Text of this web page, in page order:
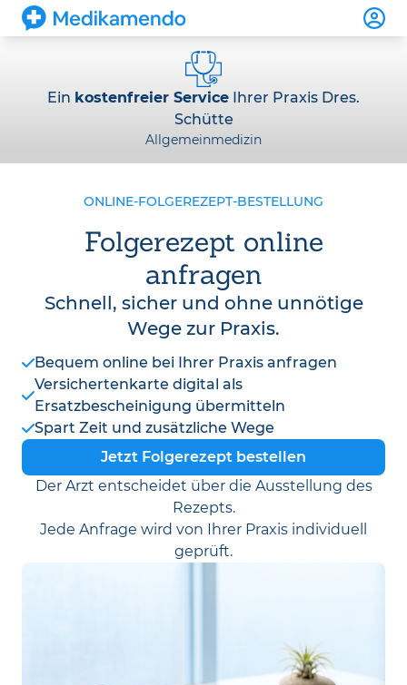
Ein kostenfreier Service Ihrer Praxis Dres.
Schütte
Allgemeinmedizin
ONLINE-FOLGEREZEPT-BESTELLUNG
Folgerezept online
anfragen
Schnell, sicher und ohne unnötige
Wege zur Praxis.
Bequem online bei Ihrer Praxis anfragen
Versichertenkarte digital als
Ersatzbescheinigung übermitteln
Spart Zeit und zusätzliche Wege
Jetzt Folgerezept bestellen
Der Arzt entscheidet über die Ausstellung des
Rezepts.
Jede Anfrage wird von Ihrer Praxis individuell
geprüft.